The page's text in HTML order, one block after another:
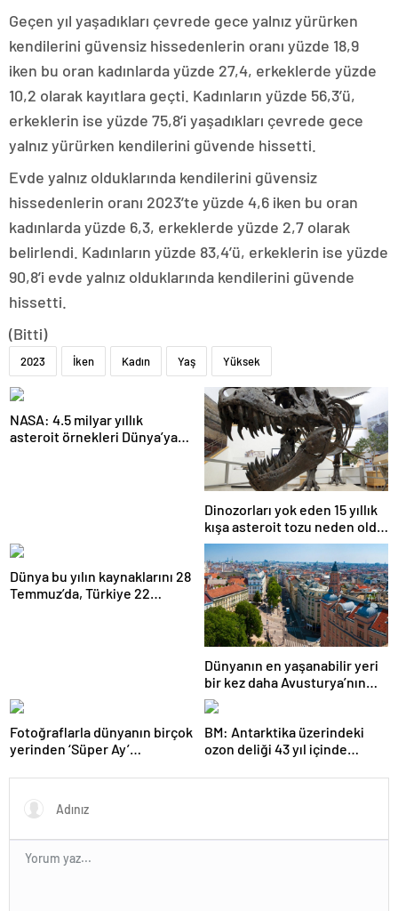
Geçen yıl yaşadıkları çevrede gece yalnız yürürken
kendilerini güvensiz hissedenlerin oranı yüzde 18,9
iken bu oran kadınlarda yüzde 27,4, erkeklerde yüzde
10,2 olarak kayıtlara geçti. Kadınların yüzde 56,3’ü,
erkeklerin ise yüzde 75,8’i yaşadıkları çevrede gece
yalnız yürürken kendilerini güvende hissetti.
Evde yalnız olduklarında kendilerini güvensiz
hissedenlerin oranı 2023’te yüzde 4,6 iken bu oran
kadınlarda yüzde 6,3, erkeklerde yüzde 2,7 olarak
belirlendi. Kadınların yüzde 83,4’ü, erkeklerin ise yüzde
90,8’i evde yalnız olduklarında kendilerini güvende
hissetti.
(Bitti)
2023 İken Kadın Yaş Yüksek
NASA: 4.5 milyar yıllık
asteroit örnekleri Dünya’ya
Dinozorları yok eden 15 yıllık
kışa asteroit tozu neden oldu
| Araştırma
Dünya bu yılın kaynaklarını 28
Temmuz’da, Türkiye 22
Dünyanın en yaşanabilir yeri
bir kez daha Avusturya’nın
başkenti Viyana oldu
Fotoğraflarla dünyanın birçok
yerinden ‘Süper Ay’
BM: Antarktika üzerindeki
ozon deliği 43 yıl içinde